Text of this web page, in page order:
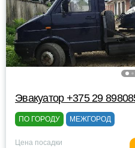
Эвакуатор +375 29
ПО ГОРОДУ МЕЖГОРОД
Цена посадки